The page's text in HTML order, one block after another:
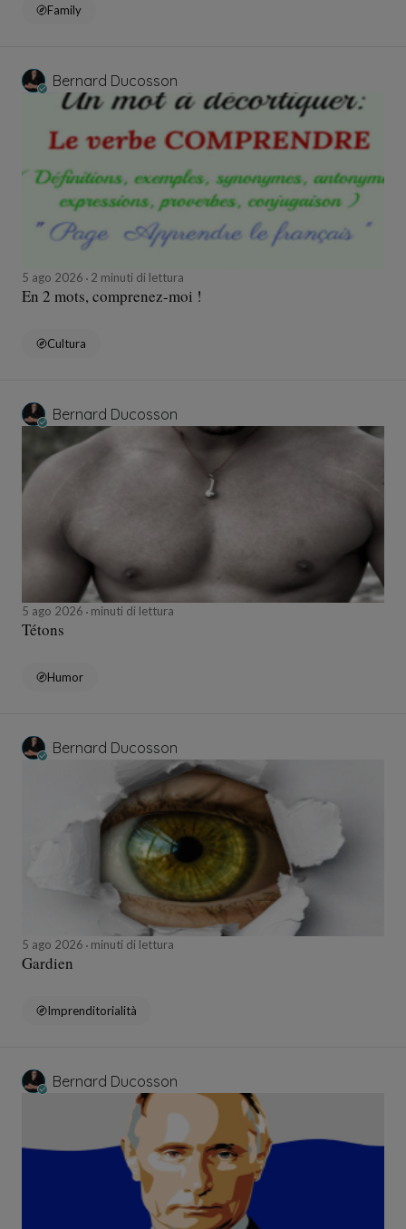
Family
Bernard Ducosson
5 ago 2026 2 minuti di lettura
En 2 mots, comprenez-moi !
Cultura
Bernard Ducosson
5 ago 2026 minuti di lettura
Tétons
Humor
Bernard Ducosson
5 ago 2026 minuti di lettura
Gardien
Imprenditorialità
Bernard Ducosson